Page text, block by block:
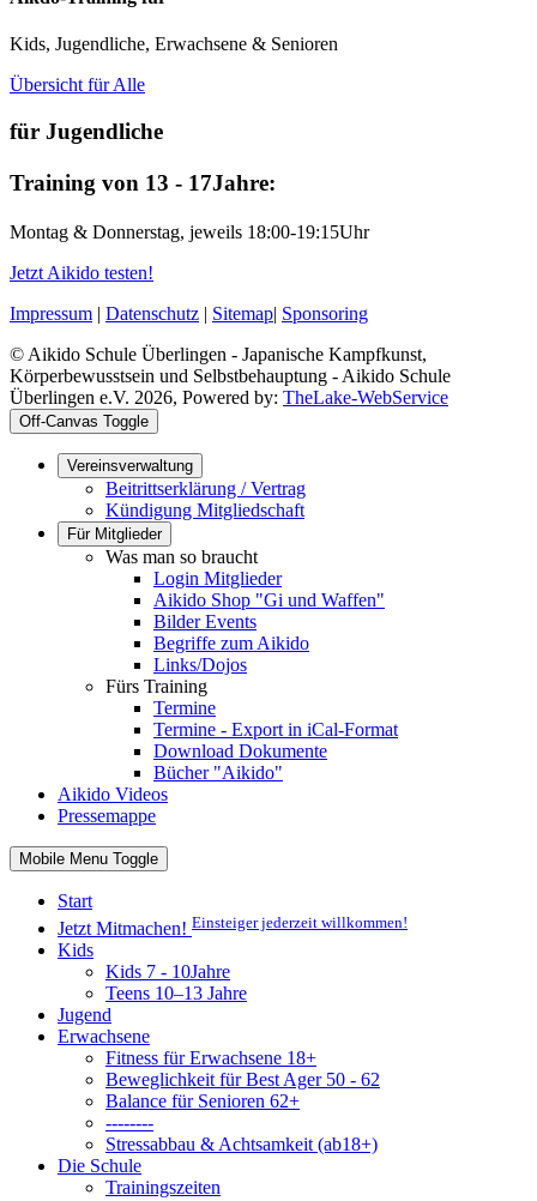
Kids, Jugendliche, Erwachsene & Senioren
Übersicht für Alle
für Jugendliche
Training von 13 - 17Jahre:
Montag & Donnerstag, jeweils 18:00-19:15Uhr
Jetzt Aikido testen!
Impressum | Datenschutz | Sitemap| Sponsoring
© Aikido Schule Überlingen - Japanische Kampfkunst,
Körperbewusstsein und Selbstbehauptung - Aikido Schule
Überlingen e.V. 2026, Powered by: TheLake-WebService
Off-Canvas Toggle
Vereinsverwaltung
Beitrittserklärung / Vertrag
Kündigung Mitgliedschaft
Für Mitglieder
Was man so braucht
Login Mitglieder
Aikido Shop "Gi und Waffen"
Bilder Events
Begriffe zum Aikido
Links/Dojos
Fürs Training
Termine
Termine - Export in iCal-Format
Download Dokumente
Bücher "Aikido"
Aikido Videos
Pressemappe
Mobile Menu Toggle
Start
Jetzt Mitmachen! Einsteiger jederzeit willkommen!
Kids
Kids 7 - 10Jahre
Teens 10–13 Jahre
Jugend
Erwachsene
Fitness für Erwachsene 18+
Beweglichkeit für Best Ager 50 - 62
Balance für Senioren 62+
--------
Stressabbau & Achtsamkeit (ab18+)
Die Schule
Trainingszeiten